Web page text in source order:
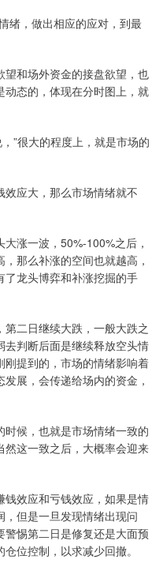
绪，做出相应的应对，到最
和场外资金的接盘欲望，也
态的，体现在分时图上，就
”很大的程度上，就是市场的
应大，那么市场情绪就不
涨一波，50%-100%之后，
那么补涨的空间也就越高，
龙头博弈和补涨挖掘的手
二日继续大跌，一般大跌之
判断后面是继续释放空头情
提到的，市场的情绪影响着
展，会传递给场内的资金，
候，也就是市场情绪一致的
这一致之后，大概率会迎来
效应和亏钱效应，如果是情
但是一旦发现情绪出现问
惕第二日是修复还是大面预
位控制，以求减少回撤。